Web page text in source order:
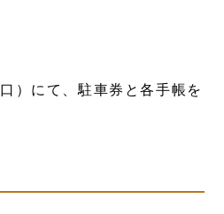
）にて、駐車券と各手帳を